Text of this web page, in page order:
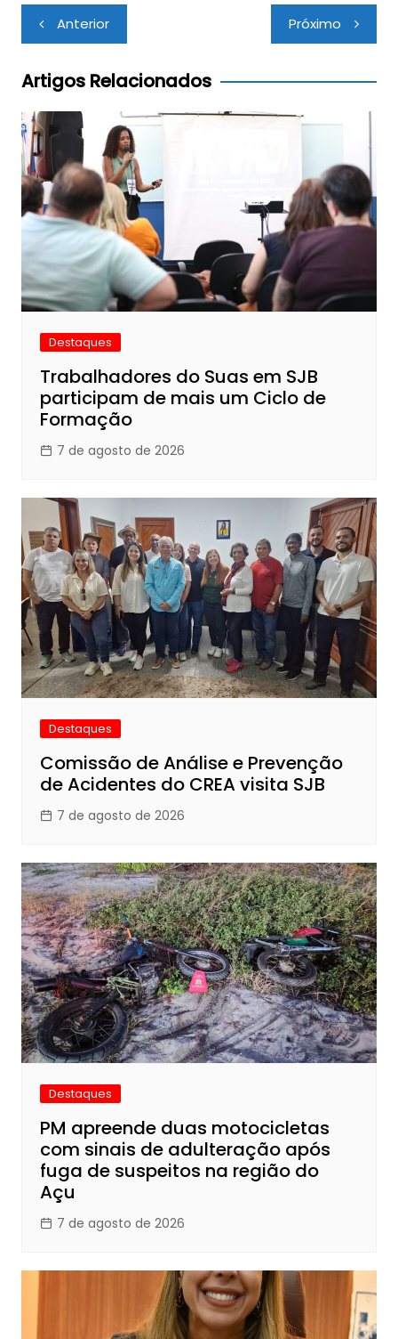
Navegação
de
Post
Anterior Próximo
Artigos Relacionados
Destaques
Trabalhadores do Suas em SJB
participam de mais um Ciclo de
Formação
7 de agosto de 2026
Destaques
Comissão de Análise e Prevenção
de Acidentes do CREA visita SJB
7 de agosto de 2026
Destaques
PM apreende duas motocicletas
com sinais de adulteração após
fuga de suspeitos na região do
Açu
7 de agosto de 2026